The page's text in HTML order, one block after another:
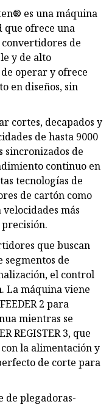
es una máquina
ofrece una
de
y de alto
operar y ofrece
en diseños, sin
cortes, decapados y
de hasta 9000
sincronizados de
continuo en
tecnologías de
de cartón como
más
que buscan
segmentos de
el control
La máquina viene
2 para
mientras se
REGISTER 3, que
la alimentación y
de corte para
de plegadoras-